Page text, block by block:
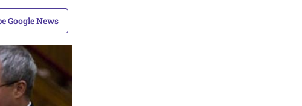
Google News